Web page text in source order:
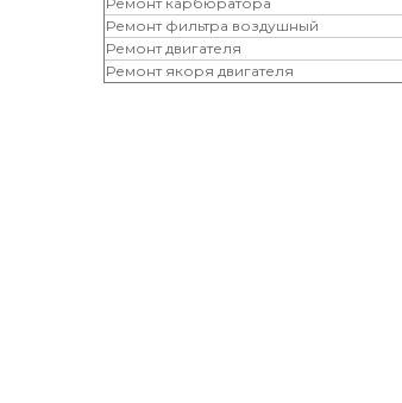
Ремонт фильтра воздушный
Ремонт двигателя
Ремонт якоря двигателя